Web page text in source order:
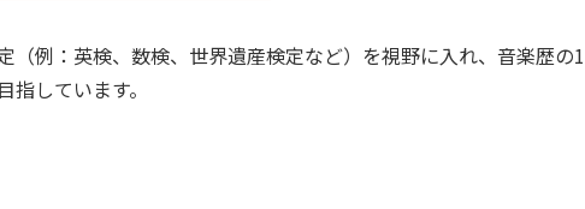
（例：英検、数検、世界遺産検定など）を視野に入れ、音楽歴の1
しています。